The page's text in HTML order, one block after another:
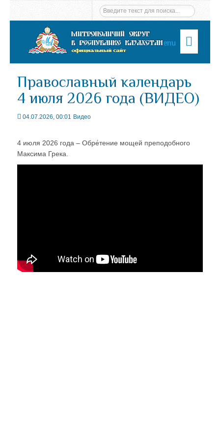
Menu
Православный календарь
4 июля 2026 года (ВИДЕО)
04.07.2026, 00:01 Видео
4 июля 2026 года – Обре́тение мощей преподобного
Максима Грека.